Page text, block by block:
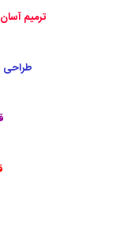
ترمیم
طراحی